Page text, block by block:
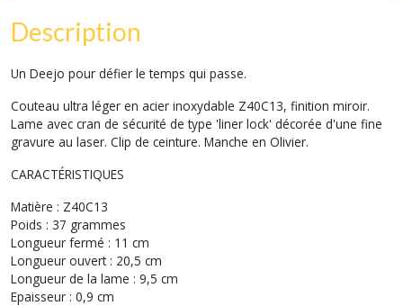
Description
Un Deejo pour défier le temps qui passe.
Couteau ultra léger en acier inoxydable Z40C13, finition miroir.
Lame avec cran de sécurité de type 'liner lock' décorée d'une fine
gravure au laser. Clip de ceinture. Manche en Olivier.
CARACTÉRISTIQUES
Matière : Z40C13
Poids : 37 grammes
Longueur fermé : 11 cm
Longueur ouvert : 20,5 cm
Longueur de la lame : 9,5 cm
Epaisseur : 0,9 cm